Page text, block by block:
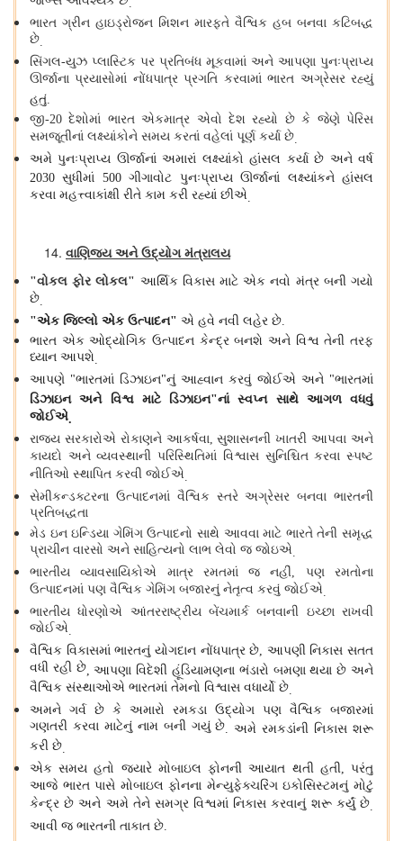
.
ભારત ગ્રીન હાઇડ્રોજન મિશન મારફતે વૈશ્વિક હબ બનવા કટિબદ્ધ
છે.
સિંગલ-યુઝ પ્લાસ્ટિક પર પ્રતિબંધ મૂકવામાં અને આપણા પુનઃપ્રાપ્ય
ઊર્જાના પ્રયાસોમાં નોંધપાત્ર પ્રગતિ કરવામાં ભારત અગ્રેસર રહ્યું
હતું.
જી-20દેશોમાં ભારત એકમાત્ર એવો દેશ રહ્યો છે કે જેણે પેરિસ
સમજૂતીનાં લક્ષ્યાંકોને સમય કરતાં વહેલાં પૂર્ણ કર્યા છે.
અમે પુનઃપ્રાપ્ય ઊર્જાનાં અમારાં લક્ષ્યાંકો હાંસલ કર્યા છે અને વર્ષ
2030સુધીમાં 500ગીગાવોટ પુનઃપ્રાપ્ય ઊર્જાનાં લક્ષ્યાંકને હાંસલ
કરવા મહત્ત્વાકાંક્ષી રીતે કામ કરી રહ્યાં છીએ.
વાણિજ્ય અને ઉદ્યોગ મંત્રાલય
"વોકલ ફોર લોકલ" આર્થિક વિકાસ માટે એક નવો મંત્ર બની ગયો
છે.
"એક જિલ્લો એક ઉત્પાદન" એ હવે નવી લહેર છે.
ભારત એક ઓદ્યોગિક ઉત્પાદન કેન્દ્ર બનશે અને વિશ્વ તેની તરફ
ધ્યાન આપશે.
આપણે "ભારતમાં ડિઝાઇન"નું આહ્વાન કરવું જોઈએ અને "ભારતમાં
ડિઝાઇન અને વિશ્વ માટે ડિઝાઇન"નાં સ્વપ્ન સાથે આગળ વધવું
જોઈએ.
રાજ્ય સરકારોએ રોકાણને આકર્ષવા,સુશાસનની ખાતરી આપવા અને
કાયદો અને વ્યવસ્થાની પરિસ્થિતિમાં વિશ્વાસ સુનિશ્ચિત કરવા સ્પષ્ટ
નીતિઓ સ્થાપિત કરવી જોઈએ.
સેમીકન્ડક્ટરના ઉત્પાદનમાં વૈશ્વિક સ્તરે અગ્રેસર બનવા ભારતની
પ્રતિબદ્ધતા
મેડ ઇન ઇન્ડિયા ગેમિંગ ઉત્પાદનો સાથે આવવા માટે ભારતે તેની સમૃદ્ધ
પ્રાચીન વારસો અને સાહિત્યનો લાભ લેવો જ જોઇએ.
ભારતીય વ્યાવસાયિકોએ માત્ર રમતમાં જ નહીં, પણ રમતોના
ઉત્પાદનમાં પણ વૈશ્વિક ગેમિંગ બજારનું નેતૃત્વ કરવું જોઈએ.
ભારતીય ધોરણોએ આંતરરાષ્ટ્રીય બેંચમાર્ક બનવાની ઇચ્છા રાખવી
જોઈએ.
વૈશ્વિક વિકાસમાં ભારતનું યોગદાન નોંધપાત્ર છે, આપણી નિકાસ સતત
વધી રહી છે,આપણા વિદેશી હૂંડિયામણના ભંડારો બમણા થયા છે અને
વૈશ્વિક સંસ્થાઓએ ભારતમાં તેમનો વિશ્વાસ વધાર્યો છે.
અમને ગર્વ છે કે અમારો રમકડા ઉદ્યોગ પણ વૈશ્વિક બજારમાં
ગણતરી કરવા માટેનું નામ બની ગયું છે.અમે રમકડાંની નિકાસ શરૂ
કરી છે.
એક સમય હતો જ્યારે મોબાઇલ ફોનની આયાત થતી હતી,પરંતુ
આજે ભારત પાસે મોબાઇલ ફોનના મેન્યુફેક્ચરિંગ ઇકોસિસ્ટમનું મોટું
કેન્દ્ર છે અને અમે તેને સમગ્ર વિશ્વમાં નિકાસ કરવાનું શરૂ કર્યું છે.
આવી જ ભારતની તાકાત છે.